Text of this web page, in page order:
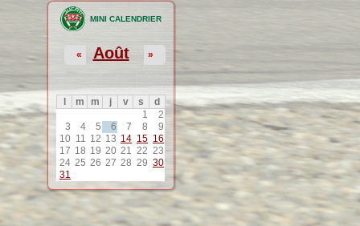
MINI CALENDRIER
Août
« »
m m j v s
d
1
2
3
4 5 6 7 8
9
10 11 12 13 14 15 16
17 18 19 20 21 22 23
24 25 26 27 28 29 30
31